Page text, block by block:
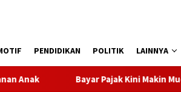
PENDIDIKAN POLITIK LAINNYA
Pajak Kini Makin Mudah, Pemkot